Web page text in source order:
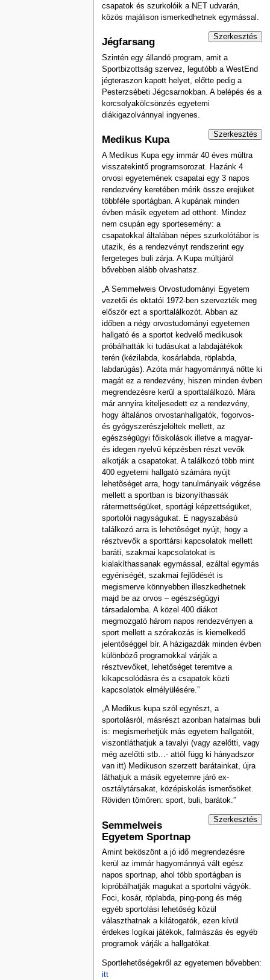
csapatok és szurkolóik a NET udvarán,
közös majálison ismerkedhetnek egymással.
Szerkesztés
Jégfarsang
Szintén egy állandó program, amit a
Sportbizottság szervez, legutóbb a WestEnd
jégteraszon kapott helyet, előtte pedig a
Pesterzsébeti Jégcsarnokban. A belépés és a
korcsolyakölcsönzés egyetemi
diákigazolvánnyal ingyenes.
Szerkesztés
Medikus Kupa
A Medikus Kupa egy immár 40 éves múltra
visszatekintő programsorozat. Hazánk 4
orvosi egyetemének csapatai egy 3 napos
rendezvény keretében mérik össze erejüket
többféle sportágban. A kupának minden
évben másik egyetem ad otthont. Mindez
nem csupán egy sportesemény: a
csapatokkal általában népes szurkolótábor is
utazik, és a rendezvényt rendszerint egy
fergeteges buli zárja. A Kupa múltjáról
bővebben alább olvashatsz.
„A Semmelweis Orvostudományi Egyetem
vezetői és oktatói 1972-ben szervezték meg
először ezt a sporttalálkozót. Abban az
időben a négy orvostudományi egyetemen
hallgató és a sportot kedvelő medikusok
próbálhatták ki tudásukat a labdajátékok
terén (kézilabda, kosárlabda, röplabda,
labdarúgás). Azóta már hagyománnyá nőtte ki
magát ez a rendezvény, hiszen minden évben
megrendezésre kerül a sporttalálkozó. Mára
már annyira kiteljesedett ez a rendezvény,
hogy általános orvostanhallgatók, fogorvos-
és gyógyszerészjelöltek mellett, az
egészségügyi főiskolások illetve a magyar-
és idegen nyelvű képzésben részt vevők
alkotják a csapatokat. A találkozó több mint
400 egyetemi hallgató számára nyújt
lehetõséget arra, hogy tanulmányaik végzése
mellett a sportban is bizonyíthassák
rátermettségüket, sportági képzettségüket,
sportolói nagyságukat. E nagyszabású
találkozó arra is lehetõséget nyújt, hogy a
résztvevők a sporttársi kapcsolatok mellett
baráti, szakmai kapcsolatokat is
kialakíthassanak egymással, ezáltal egymás
egyéniségét, szakmai fejlõdését is
megismerve könnyebben illeszkedhetnek
majd be az orvos – egészségügyi
társadalomba. A közel 400 diákot
megmozgató három napos rendezvényen a
sport mellett a szórakozás is kiemelkedő
jelentőséggel bír. A házigazdák minden évben
különböző programokkal várják a
résztvevőket, lehetőséget teremtve a
kikapcsolódásra és a csapatok közti
kapcsolatok elmélyülésére.”
„A Medikus kupa szól egyrészt, a
sportolásról, másrészt azonban hatalmas buli
is: megismerhetjük más egyetem hallgatóit,
viszontláthatjuk a tavalyi (vagy azelőtti, vagy
még azelőtti stb…- attól függ ki hányadszor
van itt) Medikuson szerzett barátainkat, újra
láthatjuk a másik egyetemre járó ex-
osztálytársakat, középiskolás ismerősöket.
Röviden tömören: sport, buli, barátok.”
Szerkesztés
Semmelweis
Egyetem Sportnap
Amint beköszönt a jó idő megrendezésre
kerül az immár hagyománnyá vált egész
napos sportnap, ahol több sportágban is
kipróbálhatják magukat a sportolni vágyók.
Foci, kosár, röplabda, ping-pong és még
egyéb sportolási lehetőség közül
választhatnak a kilátogatók, ezen kívül
érdekes logikai játékok, falmászás és egyéb
programok várják a hallgatókat.
Sportlehetőségekről az egyetemen bővebben:
itt